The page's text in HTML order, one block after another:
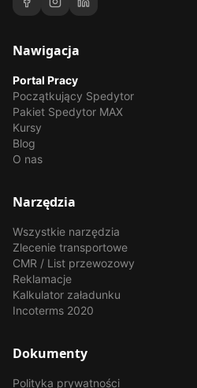
Nawigacja
Portal Pracy
Początkujący Spedytor
Pakiet Spedytor MAX
Kursy
Blog
O nas
Narzędzia
Wszystkie narzędzia
Zlecenie transportowe
CMR / List przewozowy
Reklamacje
Kalkulator załadunku
Incoterms 2020
Dokumenty
Polityka prywatności